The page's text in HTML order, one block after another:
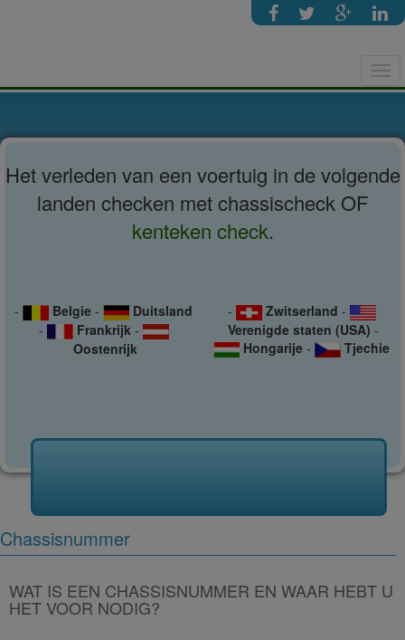
Het verleden van een voertuig in de volgende
landen checken met chassischeck OF
kenteken check.
- Belgie -
Duitsland
-
Frankrijk -
Oostenrijk
- Zwitserland -
Verenigde staten (USA) -
Hongarije - Tjechie
Chassisnummer
WAT IS EEN CHASSISNUMMER EN WAAR HEBT U
HET VOOR NODIG?